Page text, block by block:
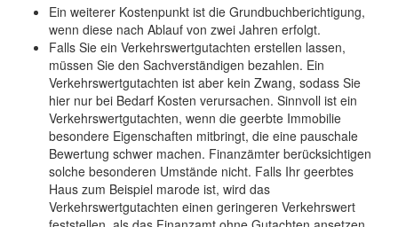
Ein weiterer Kostenpunkt ist die Grundbuchberichtigung,
wenn diese nach Ablauf von zwei Jahren erfolgt.
Falls Sie ein Verkehrswertgutachten erstellen lassen,
müssen Sie den Sachverständigen bezahlen. Ein
Verkehrswertgutachten ist aber kein Zwang, sodass Sie
hier nur bei Bedarf Kosten verursachen. Sinnvoll ist ein
Verkehrswertgutachten, wenn die geerbte Immobilie
besondere Eigenschaften mitbringt, die eine pauschale
Bewertung schwer machen. Finanzämter berücksichtigen
solche besonderen Umstände nicht. Falls Ihr geerbtes
Haus zum Beispiel marode ist, wird das
Verkehrswertgutachten einen geringeren Verkehrswert